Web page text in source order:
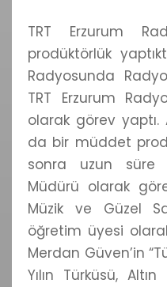
TRT Erzurum
prodüktörlük
Radyosunda
TRT Erzurum
olarak görev yaptı.
da bir müddet
sonra uzun süre
Müdürü olarak
Müzik ve Güzel
öğretim üyesi
Merdan Güven’in
Yılın Türküsü,